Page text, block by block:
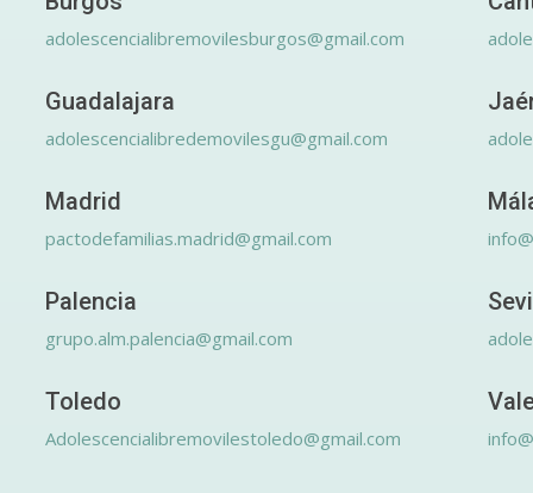
adolescencialibremovilesburgos@gmail.com
Guadalajara
adolescencialibredemovilesgu@gmail.com
Madrid
pactodefamilias.madrid@gmail.com
Palencia
grupo.alm.palencia@gmail.com
Toledo
Adolescencialibremovilestoledo@gmail.com